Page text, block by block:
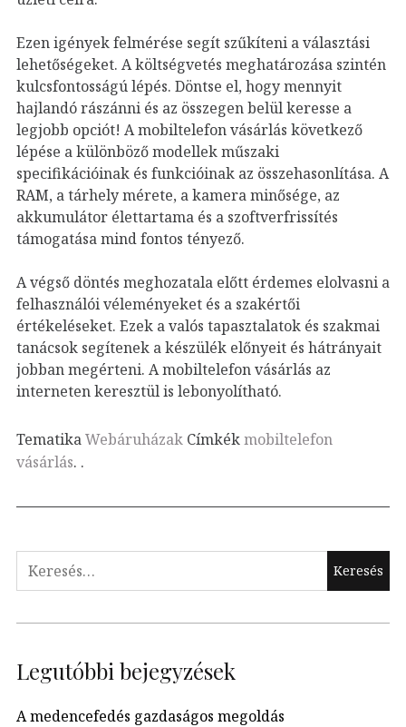
Ezen igények felmérése segít szűkíteni a választási
lehetőségeket. A költségvetés meghatározása szintén
kulcsfontosságú lépés. Döntse el, hogy mennyit
hajlandó rászánni és az összegen belül keresse a
legjobb opciót! A mobiltelefon vásárlás következő
lépése a különböző modellek műszaki
specifikációinak és funkcióinak az összehasonlítása. A
RAM, a tárhely mérete, a kamera minősége, az
akkumulátor élettartama és a szoftverfrissítés
támogatása mind fontos tényező.
A végső döntés meghozatala előtt érdemes elolvasni a
felhasználói véleményeket és a szakértői
értékeléseket. Ezek a valós tapasztalatok és szakmai
tanácsok segítenek a készülék előnyeit és hátrányait
jobban megérteni. A mobiltelefon vásárlás az
interneten keresztül is lebonyolítható.
TematikaWebáruházak Címkékmobiltelefon
vásárlás. .
Keresés:
Legutóbbi bejegyzések
A medencefedés gazdaságos megoldás